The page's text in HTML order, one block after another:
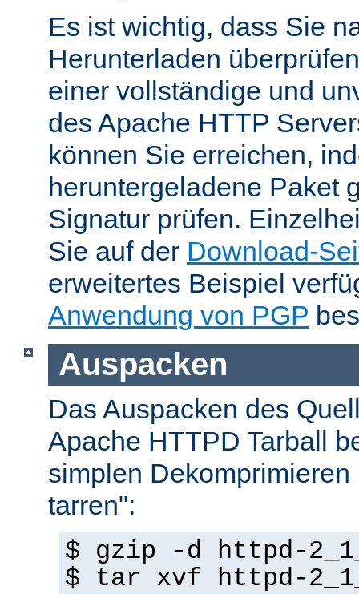
Es ist wichtig, dass Sie
Herunterladen
einer vollständige und
des Apache HTTP
können Sie erreichen,
heruntergeladene Paket
Signatur prüfen.
Sie auf der Download-
erweitertes Beispiel
Anwendung von PGP
Auspacken
Das Auspacken des
Apache HTTPD Tarball
simplen
tarren":
$ gzip -d httpd-
$ tar xvf httpd-